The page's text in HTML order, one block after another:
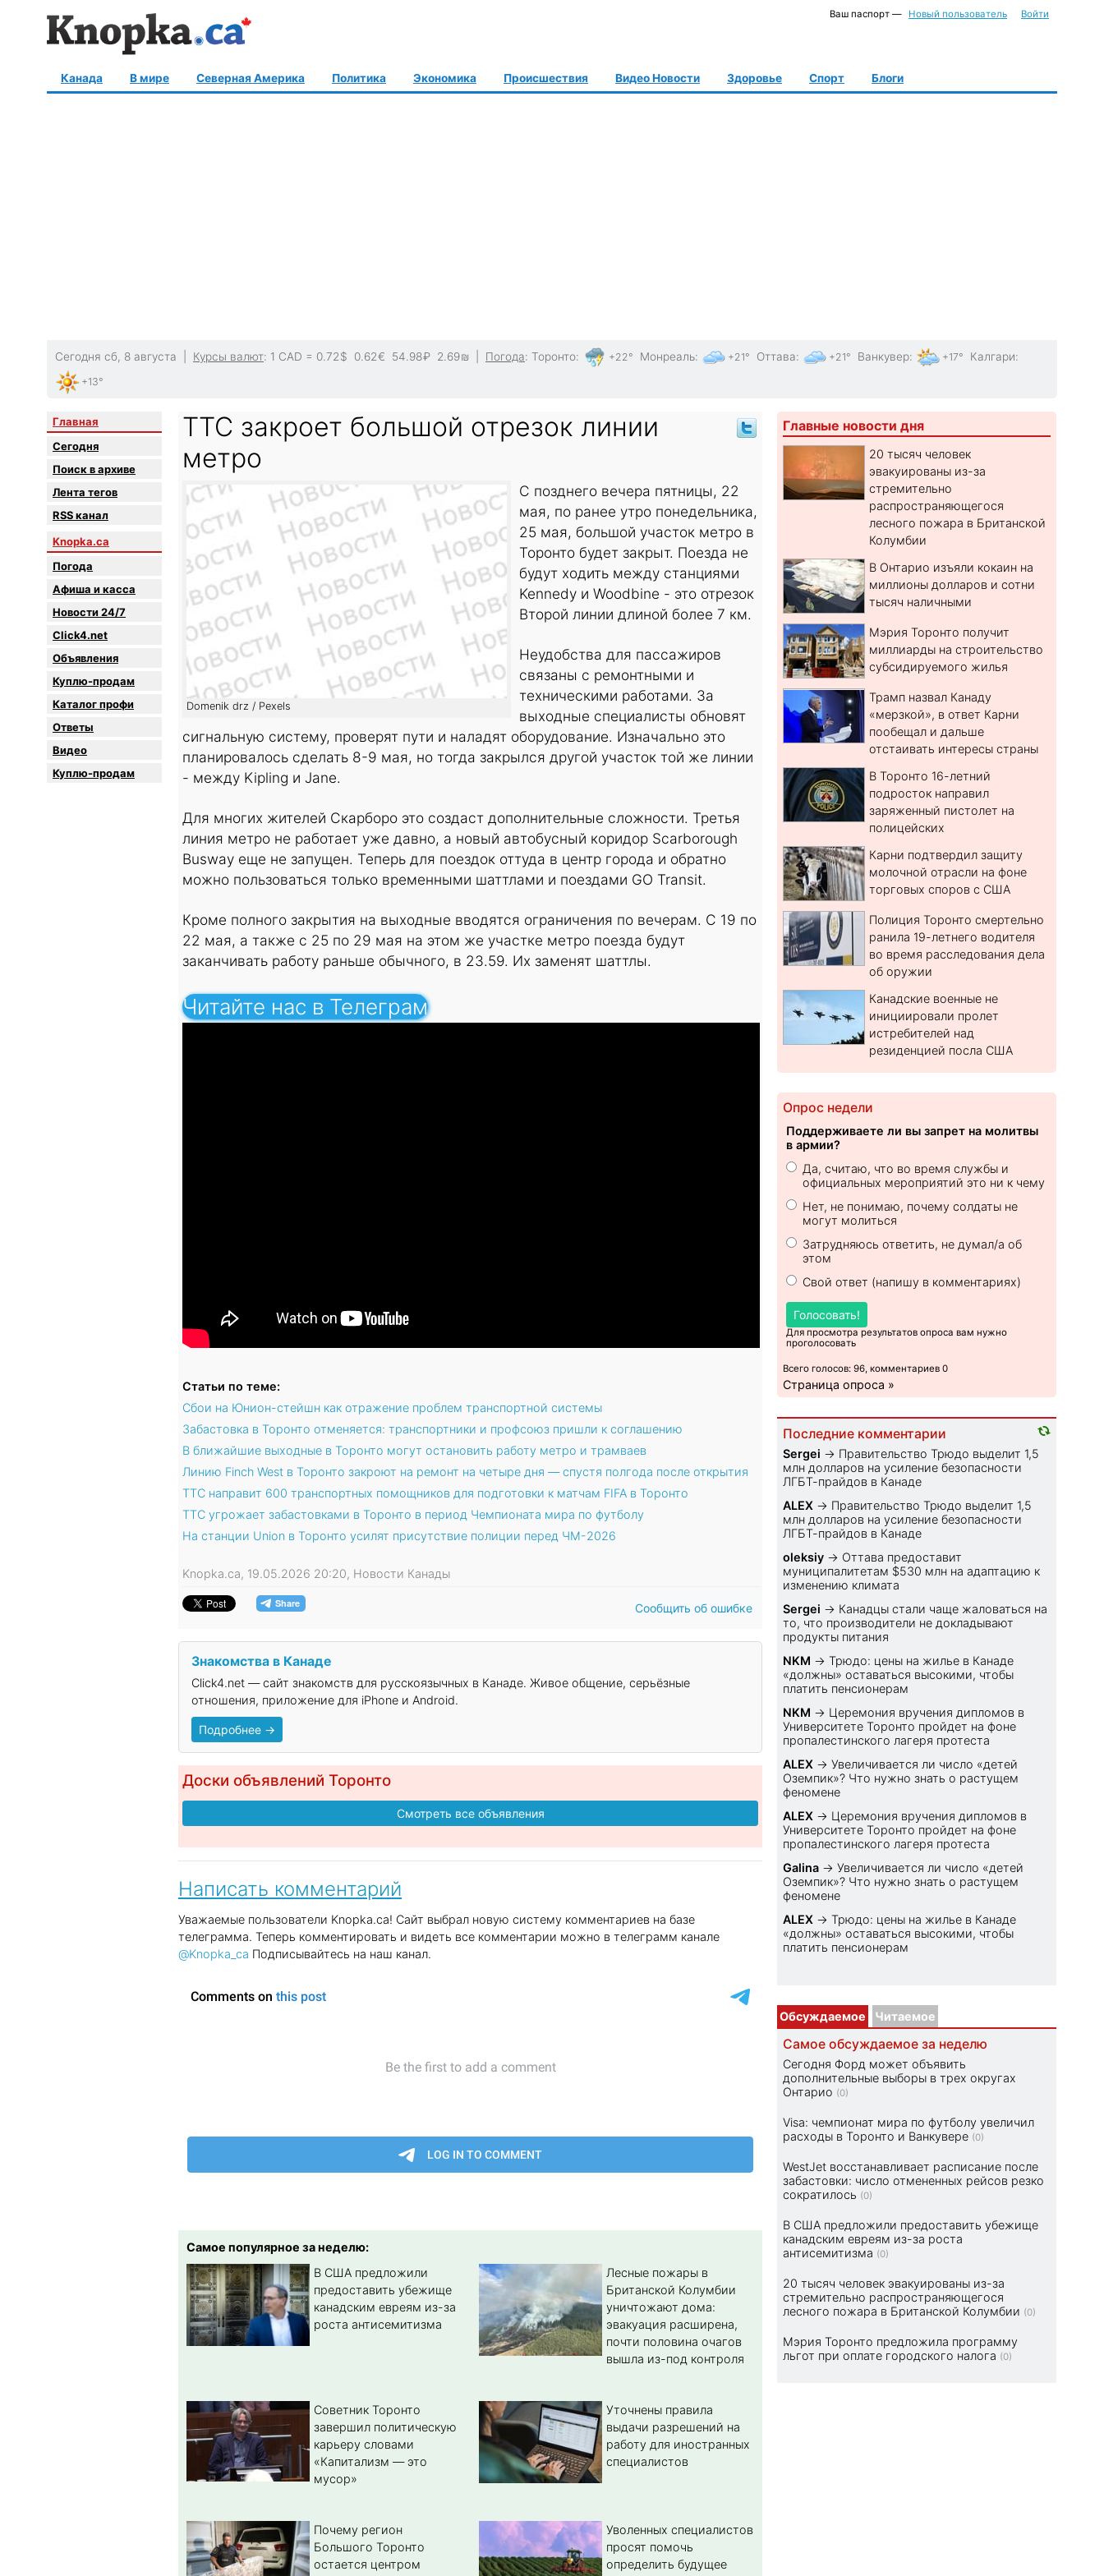
Ваш паспорт — Новый пользователь Войти
Канада В мире Северная Америка Политика Экономика Происшествия Видео Новости Здоровье Спорт Блоги
Сегодня сб, 8 августа | Курсы валют: 1 CAD = 0.72$ 0.62€ 54.98₽ 2.69₪ Погода: Торонто: +22° Монреаль: +21° Оттава: +21° Ванкувер: +17° Калгари:
+13°
Главная
Сегодня
Поиск в архиве
Лента тегов
RSS канал
Knopka.ca
Погода
Афиша и касса
Новости 24/7
Click4.net
Объявления
Куплю-продам
Каталог профи
Oтветы
Видео
Куплю-продам
TTC закроет большой отрезок линии
метро
Domenik drz / Pexels
С позднего вечера пятницы, 22
мая, по ранее утро понедельника,
25 мая, большой участок метро в
Торонто будет закрыт. Поезда не
будут ходить между станциями
Kennedy и Woodbine - это отрезок
Второй линии длиной более 7 км.
Неудобства для пассажиров
связаны с ремонтными и
техническими работами. За
выходные специалисты обновят
сигнальную систему, проверят пути и наладят оборудование. Изначально это
планировалось сделать 8-9 мая, но тогда закрылся другой участок той же линии
- между Kipling и Jane.
Для многих жителей Скарборо это создаст дополнительные сложности. Третья
линия метро не работает уже давно, а новый автобусный коридор Scarborough
Busway еще не запущен. Теперь для поездок оттуда в центр города и обратно
можно пользоваться только временными шаттлами и поездами GO Transit.
Кроме полного закрытия на выходные вводятся ограничения по вечерам. С 19 по
22 мая, а также с 25 по 29 мая на этом же участке метро поезда будут
заканчивать работу раньше обычного, в 23.59. Их заменят шаттлы.
Читайте нас в Телеграм
Статьи по теме:
Сбои на Юнион-стейшн как отражение проблем транспортной системы
Забастовка в Торонто отменяется: транспортники и профсоюз пришли к соглашению
В ближайшие выходные в Торонто могут остановить работу метро и трамваев
Линию Finch West в Торонто закроют на ремонт на четыре дня — спустя полгода после открытия
TTC направит 600 транспортных помощников для подготовки к матчам FIFA в Торонто
TTC угрожает забастовками в Торонто в период Чемпионата мира по футболу
На станции Union в Торонто усилят присутствие полиции перед ЧМ-2026
Knopka.ca, 19.05.2026 20:20, Новости Канады
Сообщить об ошибке
Знакомства в Канаде
Click4.net — сайт знакомств для русскоязычных в Канаде. Живое общение, серьёзные
отношения, приложение для iPhone и Android.
Подробнее →
Доски объявлений Торонто
Смотреть все объявления
Написать комментарий
Уважаемые пользователи Knopka.ca! Сайт выбрал новую систему комментариев на базе
телеграмма. Теперь комментировать и видеть все комментарии можно в телеграмм канале
@Knopka_ca Подписывайтесь на наш канал.
Самое популярное за неделю:
В США предложили
предоставить убежище
канадским евреям из-за
роста антисемитизма
Лесные пожары в
Британской Колумбии
уничтожают дома:
эвакуация расширена,
почти половина очагов
вышла из-под контроля
Советник Торонто
завершил политическую
карьеру словами
«Капитализм — это
мусор»
Уточнены правила
выдачи разрешений на
работу для иностранных
специалистов
Почему регион
Большого Торонто
остается центром
Уволенных специалистов
просят помочь
определить будущее
Главные новости дня
20 тысяч человек
эвакуированы из-за
стремительно
распространяющегося
лесного пожара в Британской
Колумбии
В Онтарио изъяли кокаин на
миллионы долларов и сотни
тысяч наличными
Мэрия Торонто получит
миллиарды на строительство
субсидируемого жилья
Трамп назвал Канаду
«мерзкой», в ответ Карни
пообещал и дальше
отстаивать интересы страны
В Торонто 16-летний
подросток направил
заряженный пистолет на
полицейских
Карни подтвердил защиту
молочной отрасли на фоне
торговых споров с США
Полиция Торонто смертельно
ранила 19-летнего водителя
во время расследования дела
об оружии
Канадские военные не
инициировали пролет
истребителей над
резиденцией посла США
Опрос недели
Поддерживаете ли вы запрет на молитвы
в армии?
Да, считаю, что во время службы и
официальных мероприятий это ни к чему
Нет, не понимаю, почему солдаты не
могут молиться
Затрудняюсь ответить, не думал/а об
этом
Свой ответ (напишу в комментариях)
Голосовать!
Для просмотра результатов опроса вам нужно
проголосовать
Всего голосов: 96, комментариев 0
Страница опроса »
Последние комментарии
Sеrgei → Правительство Трюдо выделит 1,5
млн долларов на усиление безопасности
ЛГБТ-прайдов в Канаде
ALEX → Правительство Трюдо выделит 1,5
млн долларов на усиление безопасности
ЛГБТ-прайдов в Канаде
oleksiy → Оттава предоставит
муниципалитетам $530 млн на адаптацию к
изменению климата
Sеrgei → Канадцы стали чаще жаловаться на
то, что производители не докладывают
продукты питания
NKM →Трюдо: цены на жилье в Канаде
«должны» оставаться высокими, чтобы
платить пенсионерам
NKM → Церемония вручения дипломов в
Университете Торонто пройдет на фоне
пропалестинского лагеря протеста
ALEX →Увеличивается ли число «детей
Оземпик»? Что нужно знать о растущем
феномене
ALEX → Церемония вручения дипломов в
Университете Торонто пройдет на фоне
пропалестинского лагеря протеста
Galina →Увеличивается ли число «детей
Оземпик»? Что нужно знать о растущем
феномене
ALEX →Трюдо: цены на жилье в Канаде
«должны» оставаться высокими, чтобы
платить пенсионерам
Обсуждаемое Читаемое
Самое обсуждаемое за неделю
Сегодня Форд может объявить
дополнительные выборы в трех округах
Онтарио (0)
Visa: чемпионат мира по футболу увеличил
расходы в Торонто и Ванкувере (0)
WestJet восстанавливает расписание после
забастовки: число отмененных рейсов резко
сократилось (0)
В США предложили предоставить убежище
канадским евреям из-за роста
антисемитизма (0)
20 тысяч человек эвакуированы из-за
стремительно распространяющегося
лесного пожара в Британской Колумбии (0)
Мэрия Торонто предложила программу
льгот при оплате городского налога (0)